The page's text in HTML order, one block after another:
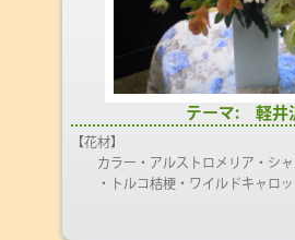
テーマ: 軽井
【花材】
カラー・アルストロメリア・シ
・トルコ桔梗・ワイルドキャロ